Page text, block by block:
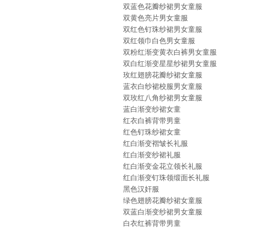
双蓝色花瓣纱裙男女童服
双黄色亮片男女童服
双红色钉珠纱裙男女童服
双红领巾白色男女童服
双粉红渐变黄衣白裤男女童服
双白红渐变星星纱裙男女童服
玫红翅膀花瓣纱裙女童服
蓝衣白纱裙校服男女童服
双玫红八角纱裙男女童服
蓝白渐变纱裙女童
红衣白裤背带男童
红色钉珠纱裙女童
红白渐变褶皱长礼服
红白渐变纱裙礼服
红白渐变金花立领长礼服
红白渐变钉珠领缎面长礼服
黑色汉奸服
绿色翅膀花瓣纱裙女童服
双蓝白渐变纱裙男女童服
白衣红裤背带男童